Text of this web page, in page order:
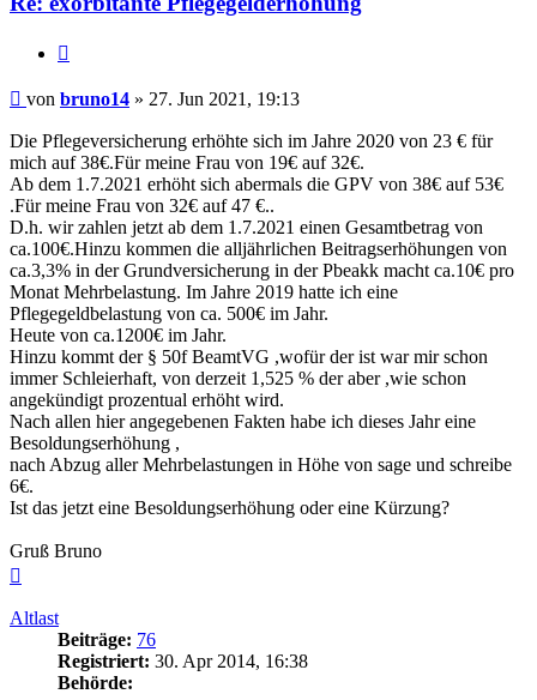
Beitrag
von bruno14 » 27. Jun 2021, 19:13
Die Pflegeversicherung erhöhte sich im Jahre 2020 von 23 € für
mich auf 38€.Für meine Frau von 19€ auf 32€.
Ab dem 1.7.2021 erhöht sich abermals die GPV von 38€ auf 53€
.Für meine Frau von 32€ auf 47 €..
D.h. wir zahlen jetzt ab dem 1.7.2021 einen Gesamtbetrag von
ca.100€.Hinzu kommen die alljährlichen Beitragserhöhungen von
ca.3,3% in der Grundversicherung in der Pbeakk macht ca.10€ pro
Monat Mehrbelastung. Im Jahre 2019 hatte ich eine
Pflegegeldbelastung von ca. 500€ im Jahr.
Heute von ca.1200€ im Jahr.
Hinzu kommt der § 50f BeamtVG ,wofür der ist war mir schon
immer Schleierhaft, von derzeit 1,525 % der aber ,wie schon
angekündigt prozentual erhöht wird.
Nach allen hier angegebenen Fakten habe ich dieses Jahr eine
Besoldungserhöhung ,
nach Abzug aller Mehrbelastungen in Höhe von sage und schreibe
6€.
Ist das jetzt eine Besoldungserhöhung oder eine Kürzung?
Gruß Bruno
Altlast
Beiträge: 76
Registriert: 30. Apr 2014, 16:38
Behörde: